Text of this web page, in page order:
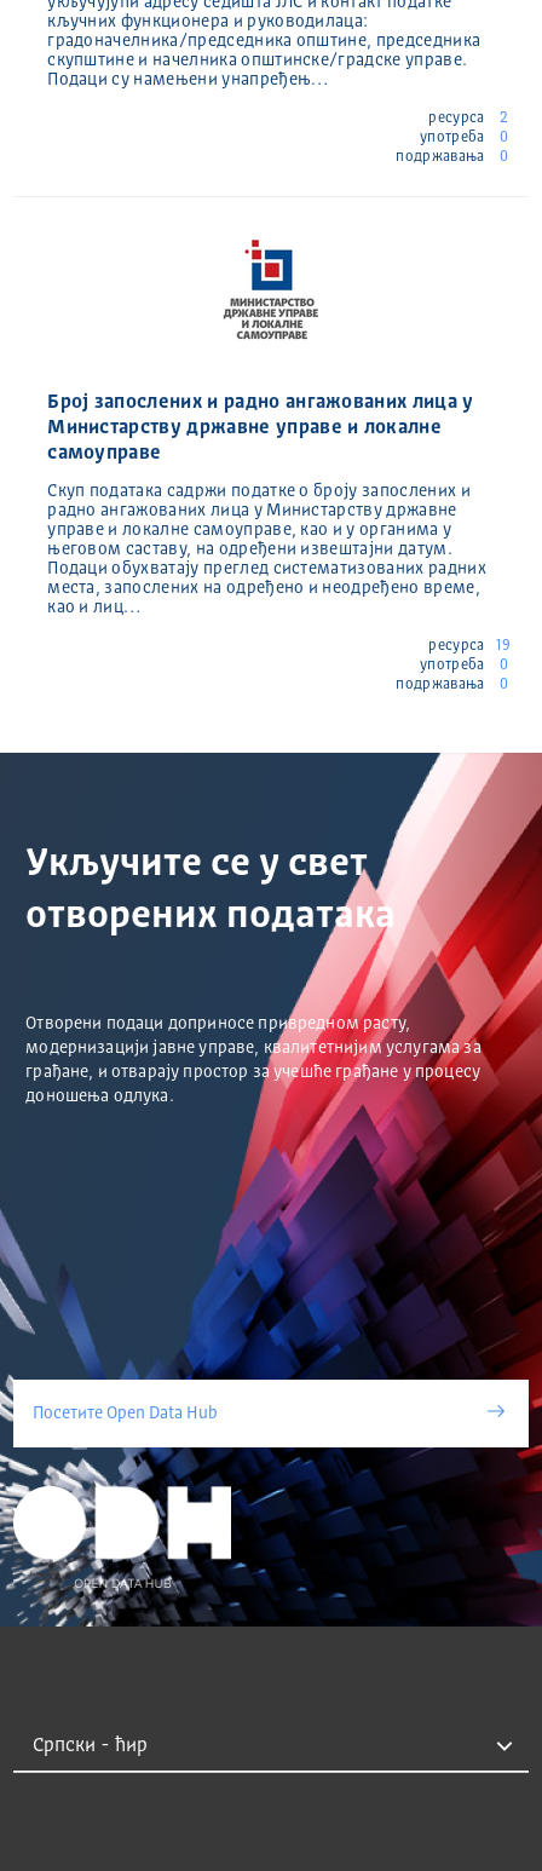
кључних функционера и руководилаца:
градоначелника/председника општине, председника
скупштине и начелника општинске/градске управе.
Подаци су намењени унапређењ…
ресурса
2
употреба
0
подржавања
0
Број запослених и радно ангажованих лица у
Министарству државне управе и локалне
самоуправе
Скуп података садржи податке о броју запослених и
радно ангажованих лица у Министарству државне
управе и локалне самоуправе, као и у органима у
његовом саставу, на одређени извештајни датум.
Подаци обухватају преглед систематизованих радних
места, запослених на одређено и неодређено време,
као и лиц…
ресурса
19
употреба
0
подржавања
0
Укључите се у свет
отворених података
Отворени подаци доприносе привредном расту,
модернизацији јавне управе, квалитетнијим услугама за
грађане, и отварају простор за учешће грађане у процесу
доношења одлука.
Посетите Open Data Hub